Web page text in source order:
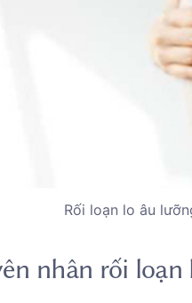
Rối loạn lo âu
nhân rối loạn